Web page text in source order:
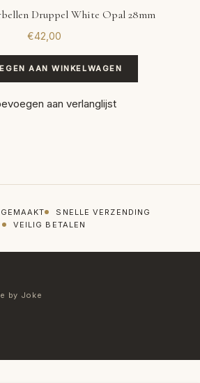
Druppel White Opal 28mm
€42,00
AAN WINKELWAGEN
aan verlanglijst
SNELLE VERZENDING
VEILIG BETALEN
by Joke